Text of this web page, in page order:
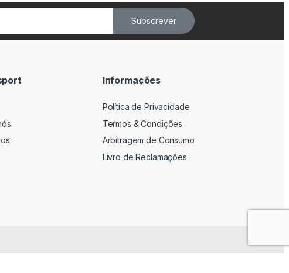
Subscrever
Informações
Política de Privacidade
Termos & Condições
Arbitragem de Consumo
Livro de Reclamações